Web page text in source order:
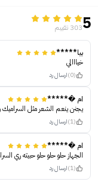
5303 تقييم
بيا*****
خيااالي
(0) ارسال رد
ام �*****
يجنن ينعم الشعر مثل
(1) ارسال رد
ام �*****
الجهاز حلو حلو حلو حبيته ري
(1) ارسال رد